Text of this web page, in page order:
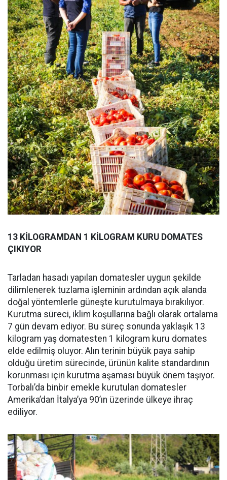
13 KİLOGRAMDAN 1 KİLOGRAM KURU DOMATES
ÇIKIYOR
Tarladan hasadı yapılan domatesler uygun şekilde
dilimlenerek tuzlama işleminin ardından açık alanda
doğal yöntemlerle güneşte kurutulmaya bırakılıyor.
Kurutma süreci, iklim koşullarına bağlı olarak ortalama
7 gün devam ediyor. Bu süreç sonunda yaklaşık 13
kilogram yaş domatesten 1 kilogram kuru domates
elde edilmiş oluyor. Alın terinin büyük paya sahip
olduğu üretim sürecinde, ürünün kalite standardının
korunması için kurutma aşaması büyük önem taşıyor.
Torbalı’da binbir emekle kurutulan domatesler
Amerika’dan İtalya’ya 90’ın üzerinde ülkeye ihraç
ediliyor.